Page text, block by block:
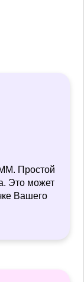
Простой
Это может
Вашего